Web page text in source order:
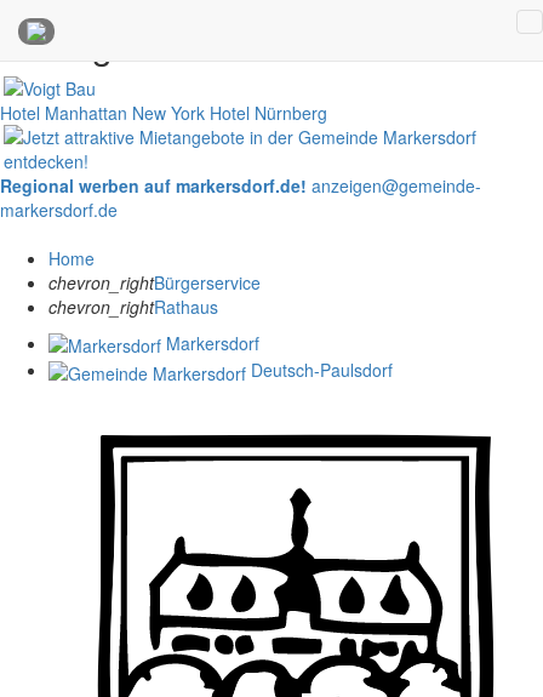
Anzeigen
Hotel Manhattan New York Hotel Nürnberg
Regional werben auf markersdorf.de! anzeigen@gemeinde-
markersdorf.de
Home
chevron_rightBürgerservice
chevron_rightRathaus
Markersdorf
Deutsch-Paulsdorf